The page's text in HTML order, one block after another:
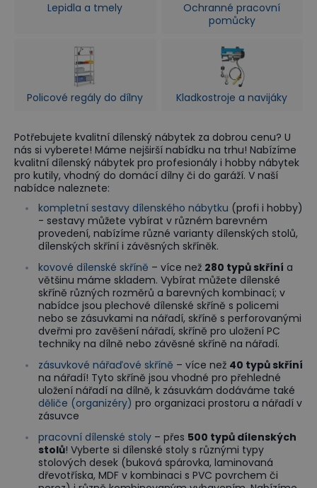
Lepidla a tmely
Ochranné pracovní
pomůcky
Policové regály do dílny Kladkostroje a navijáky
Potřebujete kvalitní dílenský nábytek za dobrou cenu? U
nás si vyberete! Máme nejširší nabídku na trhu! Nabízíme
kvalitní dílenský nábytek pro profesionály i hobby nábytek
pro kutily, vhodný do domácí dílny či do garáží. V naší
nabídce naleznete:
kompletní sestavy dílenského nábytku (profi i hobby)
- sestavy můžete vybírat v různém barevném
provedení, nabízíme různé varianty dílenských stolů,
dílenských skříní i závěsných skříněk.
kovové dílenské skříně – více než 280 typů skříní a
většinu máme skladem. Vybírat můžete dílenské
skříně různých rozměrů a barevných kombinací; v
nabídce jsou plechové dílenské skříně s policemi
nebo se zásuvkami na nářadí, skříně s perforovanými
dveřmi pro zavěšení nářadí, skříně pro uložení PC
techniky na dílně nebo závěsné skříně na nářadí.
zásuvkové nářaďové skříně – více než 40 typů skříní
na nářadí! Tyto skříně jsou vhodné pro přehledné
uložení nářadí na dílně, k zásuvkám dodáváme také
děliče (organizéry) pro organizaci prostoru a nářadí v
zásuvce
pracovní dílenské stoly – přes 500 typů dílenských
stolů! Vyberte si dílenské stoly s různými typy
stolových desek (buková spárovka, laminovaná
dřevotříska, MDF v kombinaci s PVC povrchem či